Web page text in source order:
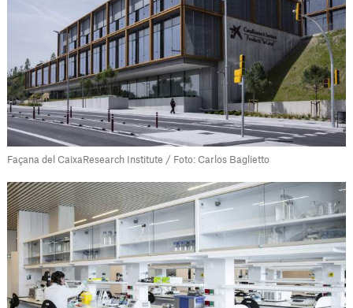
Façana del CaixaResearch Institute / Foto: Carlos Baglietto